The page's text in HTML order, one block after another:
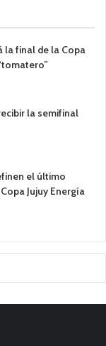
la final de la Copa
la semifinal
el último
Jujuy Energía